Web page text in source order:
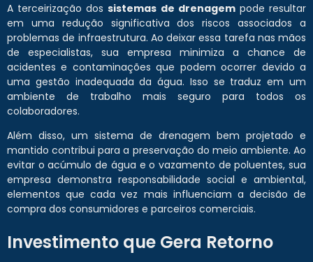
A terceirização dossistemas de drenagempode resultar
em uma redução significativa dos riscos associados a
problemas de infraestrutura. Ao deixar essa tarefa nas mãos
de especialistas, sua empresa minimiza a chance de
acidentes e contaminações que podem ocorrer devido a
uma gestão inadequada da água. Isso se traduz em um
ambiente de trabalho mais seguro para todos os
colaboradores.
Além disso, um sistema de drenagem bem projetado e
mantido contribui para a preservação do meio ambiente. Ao
evitar o acúmulo de água e o vazamento de poluentes, sua
empresa demonstra responsabilidade social e ambiental,
elementos que cada vez mais influenciam a decisão de
compra dos consumidores e parceiros comerciais.
Investimento que Gera Retorno